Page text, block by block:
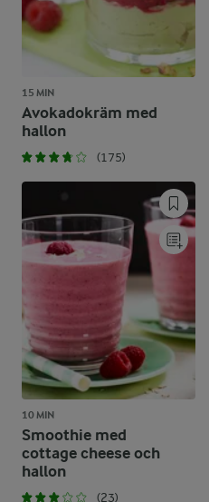
15 MIN
Avokadokräm med
hallon
(175)
10 MIN
Smoothie med
cottage cheese och
hallon
(23)